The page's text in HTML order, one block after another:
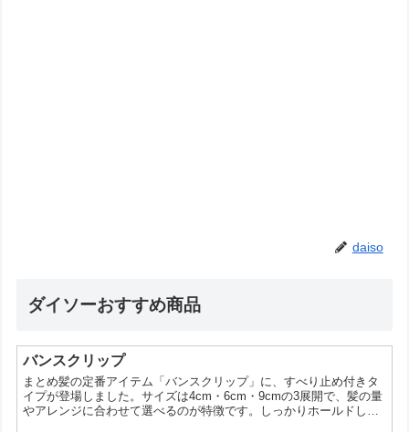
daiso
ダイソーおすすめ商品
バンスクリップ
まとめ髪の定番アイテム「バンスクリップ」に、すべり止め付きタ
イプが登場しました。サイズは4cm・6cm・9cmの3展開で、髪の量
やアレンジに合わせて選べるのが特徴です。しっかりホールドした